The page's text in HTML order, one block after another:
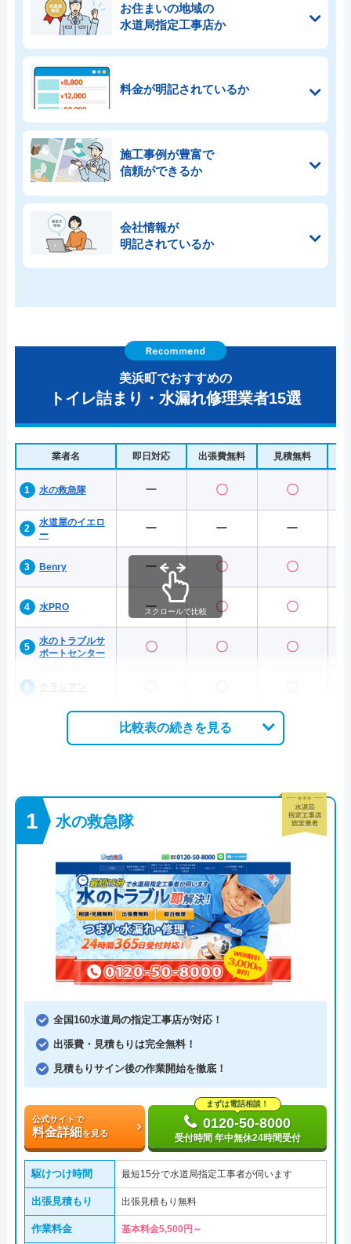
お住まいの地域の
水道局指定工事店か
料金が明記されているか
施工事例が豊富で
信頼ができるか
会社情報が
明記されているか
美浜町でおすすめの
トイレ詰まり・水漏れ修理業者15選
業者名 即日対応 出張費無料 見積無料
水の救急隊 ー 〇 〇
水道屋のイエロ
ー
ー ー ー
Benry ー 〇 〇
水PRO ー 〇 〇
水のトラブルサ
ポートセンター
〇 〇 〇
クラシアン
スクロールで比較
比較表の続きを見る
水の救急隊
全国160水道局の指定工事店が対応！
出張費・見積もりは完全無料！
見積もりサイン後の作業開始を徹底！
公式サイトで
料金詳細を見る
まずは電話相談！
0120-50-8000
受付時間 年中無休24時間受付
駆けつけ時間 最短15分で水道局指定工事者が伺います
出張見積もり 出張見積もり無料
作業料金 基本料金5,500円～